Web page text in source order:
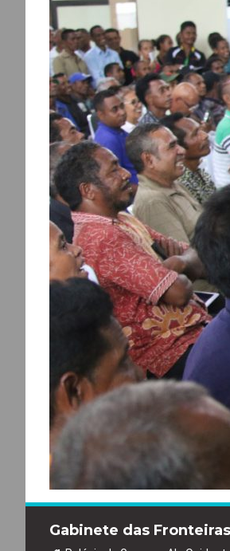
Gabinete das